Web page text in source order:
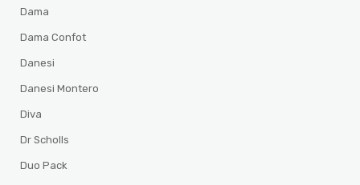
Dama
Dama Confot
Danesi
Danesi Montero
Diva
Dr Scholls
Duo Pack